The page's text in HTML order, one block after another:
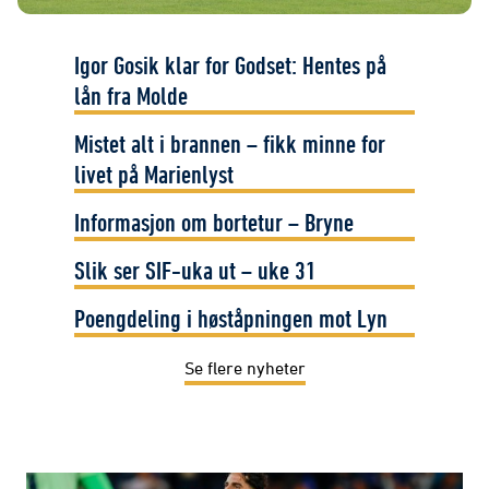
Igor Gosik klar for Godset: Hentes på
lån fra Molde
Mistet alt i brannen – fikk minne for
livet på Marienlyst
Informasjon om bortetur – Bryne
Slik ser SIF-uka ut – uke 31
Poengdeling i høståpningen mot Lyn
Se flere nyheter